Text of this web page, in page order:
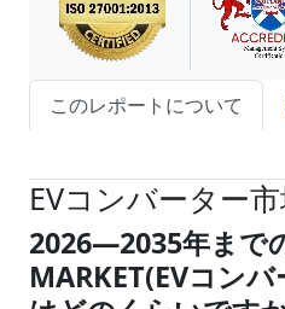
このレポートについて
EVコンバーター
2026―2035年まで
MARKET(EVコン